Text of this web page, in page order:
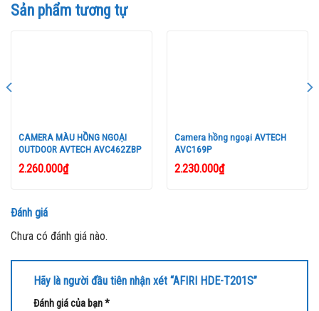
Sản phẩm tương tự
CAMERA MÀU HỒNG NGOẠI
OUTDOOR AVTECH AVC462ZBP
2.260.000₫
Camera hồng ngoại AVTECH
AVC169P
2.230.000₫
Đánh giá
Chưa có đánh giá nào.
Hãy là người đầu tiên nhận xét “AFIRI HDE-T201S”
Đánh giá của bạn*